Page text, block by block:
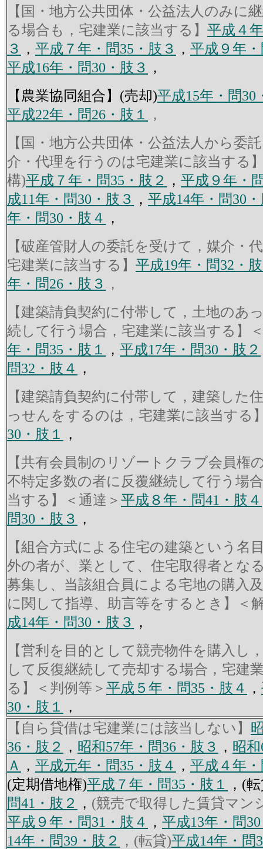
【国・地方公共団体・公益法人のみに
る場合も，宅建業に該当する】 平成４
３ ， 平成７年・問35・肢３ ， 平成９年
平成16年・問30・肢３ ，
【農業協同組合】(売却)平成15年・問30
平成22年・問26・肢１
，
【国・地方公共団体・公益法人から委
介・代理を行うのは宅建業に該当する
構)平成７年・問35・肢２ ， 平成９年・
成11年・問30・肢３ ， 平成14年・問30
年・問30・肢４ ，
【破産管財人の委託を受けて，媒介・
宅建業に該当する】 平成19年・問32・
年・問26・肢３
，
【建築請負契約に付帯して，土地のあ
続して行う場合，宅建業に該当する】
年・問35・肢１
， 平成17年・問30・肢２
問32・肢４ ，
【建築請負契約に付帯して，建築した
っせんをするのは，宅建業に該当する
30・肢１
，
【共有会員制のリゾートクラブ会員権
不特定多数の者に反覆継続して行う場
当する】＜通達＞ 平成８年・問41・肢４
問30・肢３ ，
【組合方式による住宅の建築という名
外の者が、業として、住宅取得者とな
募集し、当該組合員による宅地の購入
に関して指導、助言等をするとき】＜
成14年・問30・肢３ ，
【営利を目的として競売物件を購入し
して反復継続して売却する場合，宅建
る】＜判例等＞ 平成５年・問35・肢４ ，
30・肢１
，
【自ら貸借は宅建業には該当しない】
36・肢２
， 昭和57年・問36・肢３ ， 昭
Ａ
， 平成元年・問35・肢４ ， 平成４年
(定期借地権)平成７年・問35・肢１
，(
問41・肢２
， (競売で取得した賃貸マン
平成９年・問31・肢４ ， 平成13年・問
14年・問39・肢２
，(転貸)平成14年・問